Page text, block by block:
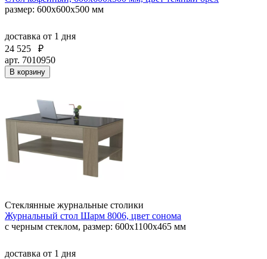
размер: 600x600x500 мм
доставка от 1 дня
24 525
₽
арт. 7010950
В корзину
Стеклянные журнальные столики
Журнальный стол Шарм 8006, цвет сонома
с черным стеклом, размер: 600х1100х465 мм
доставка от 1 дня